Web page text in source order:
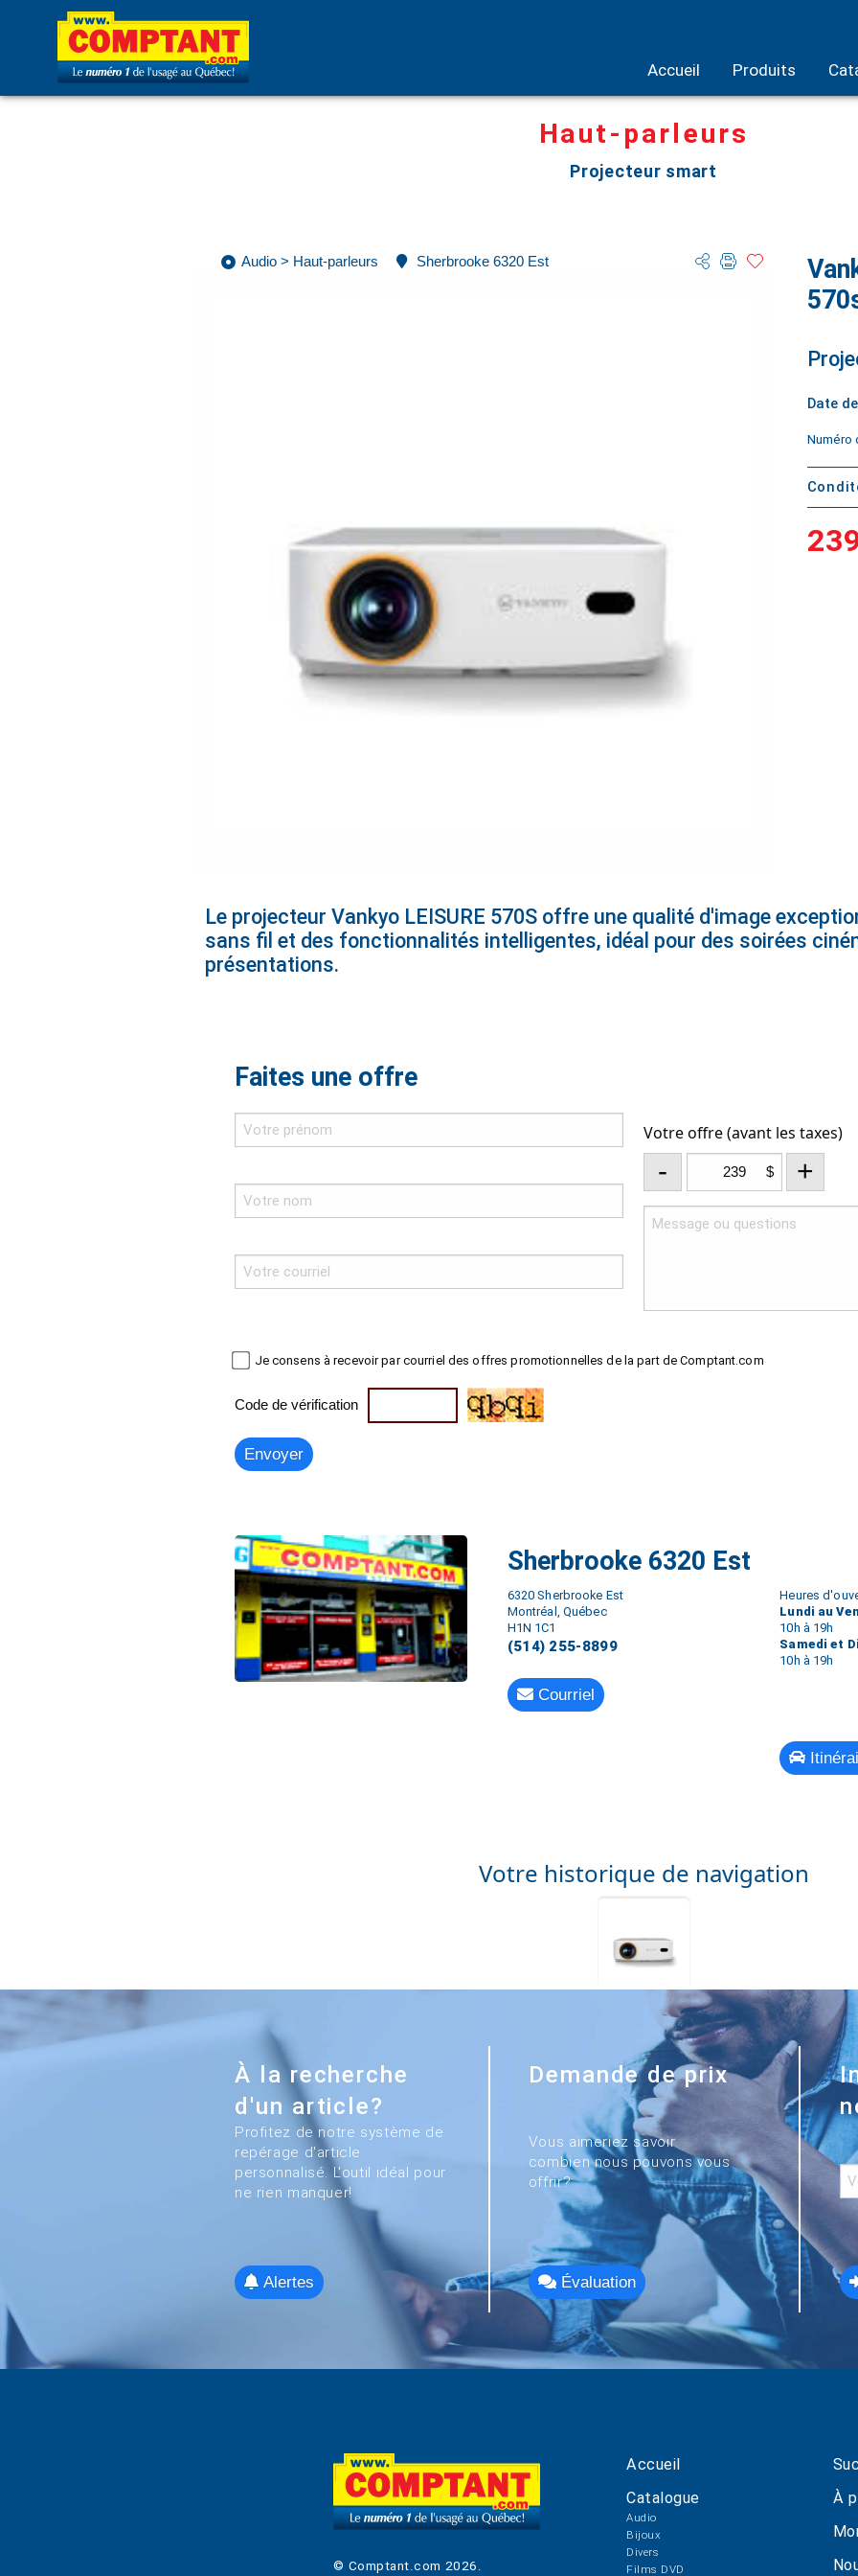
Accueil Produits
Haut-parleurs
Projecteur smart
Audio> Haut-parleurs Sherbrooke 6320 Est
Date
Numéro
Le projecteur Vankyo LEISURE 570S offre une qualité d'image
sans fil et des fonctionnalités intelligentes, idéal pour des soirées
présentations.
Faites une offre
Votre offre (avant les taxes)
- $ +
Je consens à recevoir par courriel des offres promotionnelles de la part de Comptant.com
Code de vérification
Sherbrooke 6320 Est
6320 Sherbrooke Est
Montréal, Québec
H1N 1C1
(514) 255-8899
Courriel
Heures
Lundi au
10h à 19h
Samedi et
10h à 19h
Votre historique de navigation
À la recherche
d'un article?
Profitez de notre système de
repérage d'article
personnalisé. L'outil idéal pour
ne rien manquer!
Alertes
Demande de prix
Vous aimeriez savoir
combien nous pouvons vous
offrir?
Évaluation
© Comptant.com 2026 .
Accueil
Catalogue
Audio
Bijoux
Divers
Films DVD
À